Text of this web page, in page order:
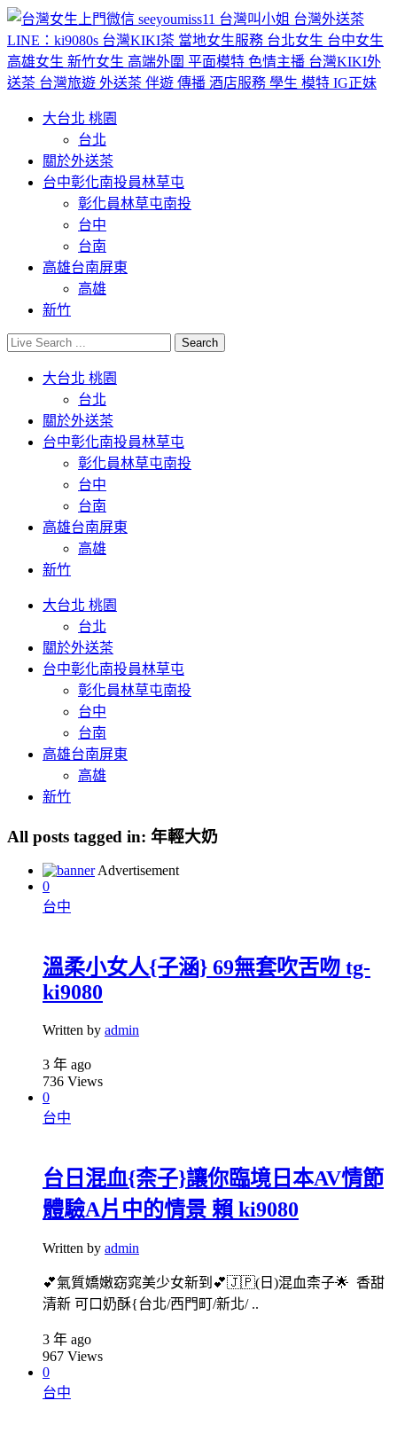
大台北 桃園
台北
關於外送茶
台中彰化南投員林草屯
彰化員林草屯南投
台中
台南
高雄台南屏東
高雄
新竹
大台北 桃園
台北
關於外送茶
台中彰化南投員林草屯
彰化員林草屯南投
台中
台南
高雄台南屏東
高雄
新竹
大台北 桃園
台北
關於外送茶
台中彰化南投員林草屯
彰化員林草屯南投
台中
台南
高雄台南屏東
高雄
新竹
All posts tagged in: 年輕大奶
Advertisement
0
台中
溫柔小女人{子涵} 69無套吹舌吻 tg-
ki9080
Written by admin
3 年 ago
736 Views
0
台中
台日混血{柰子}讓你臨境日本AV情節
體驗A片中的情景 賴 ki9080
Written by admin
💕氣質嬌嫩窈窕美少女新到💕🇯🇵(日)混血柰子🌟 香甜
清新 可口奶酥{台北/西門町/新北/ ..
3 年 ago
967 Views
0
台中